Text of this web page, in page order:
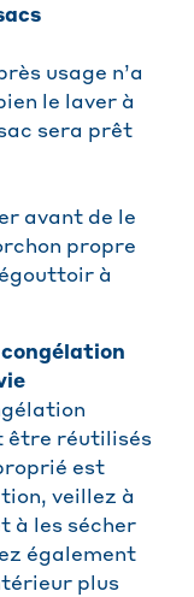
usage n’a
le laver à
sera prêt
avant de le
propre
à
être réutilisés
est
veillez à
à les sécher
également
plus